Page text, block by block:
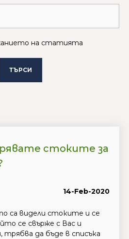
на статията
ТЪРСИ
стоките за
14-Feb-2020
са видели стоките и се
се свърже с Вас и
трябва да бъде в списъка